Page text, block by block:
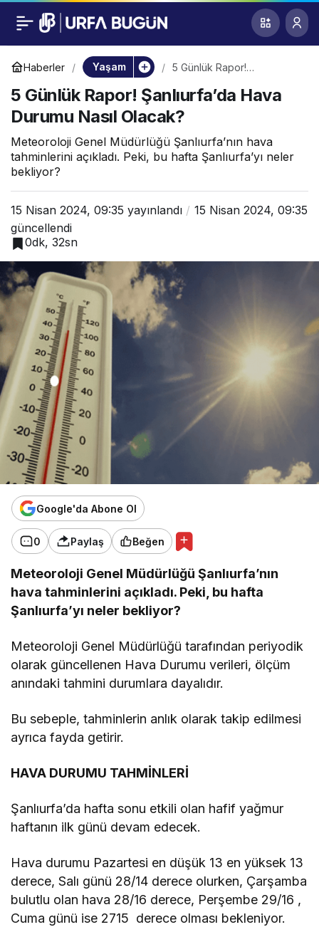
Haberler Yaşam
5 Günlük Rapor!
Nasıl Olacak?
5 Günlük Rapor! Şanlıurfa’da Hava
Durumu Nasıl Olacak?
Meteoroloji Genel Müdürlüğü Şanlıurfa’nın hava
tahminlerini açıkladı. Peki, bu hafta Şanlıurfa’yı neler
bekliyor?
15 Nisan 2024, 09:35 yayınlandı
15 Nisan 2024, 09:35
güncellendi
0dk, 32sn
Google'da Abone Ol
0 Paylaş Beğen
Meteoroloji Genel Müdürlüğü Şanlıurfa’nın
hava tahminlerini açıkladı. Peki, bu hafta
Şanlıurfa’yı neler bekliyor?
Meteoroloji Genel Müdürlüğü tarafından periyodik
olarak güncellenen Hava Durumu verileri, ölçüm
anındaki tahmini durumlara dayalıdır.
Bu sebeple, tahminlerin anlık olarak takip edilmesi
ayrıca fayda getirir.
HAVA DURUMU TAHMİNLERİ
Şanlıurfa’da hafta sonu etkili olan hafif yağmur
haftanın ilk günü devam edecek.
Hava durumu Pazartesi en düşük 13 en yüksek 13
derece, Salı günü 28/14 derece olurken, Çarşamba
bulutlu olan hava 28/16 derece, Perşembe 29/16 ,
Cuma günü ise 2715 derece olması bekleniyor.
5 Günlük Rapor!
Şanlıurfa’da Hava
Durumu Nasıl
Olacak?
0